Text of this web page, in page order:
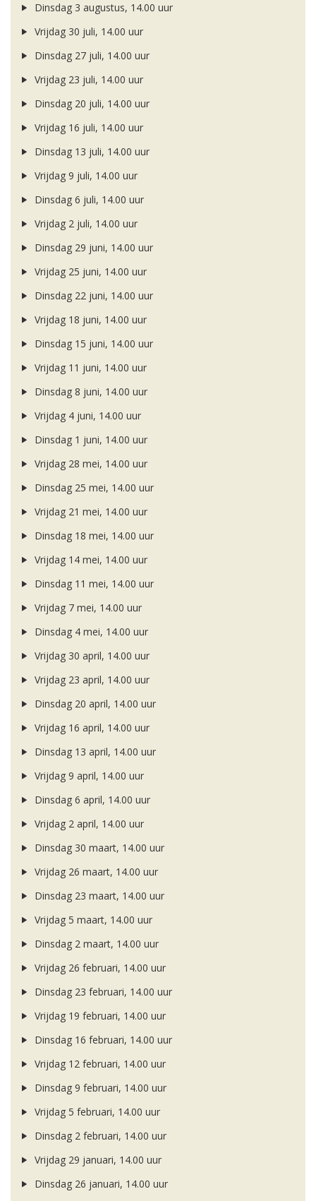
Dinsdag 3 augustus, 14.00 uur
Vrijdag 30 juli, 14.00 uur
Dinsdag 27 juli, 14.00 uur
Vrijdag 23 juli, 14.00 uur
Dinsdag 20 juli, 14.00 uur
Vrijdag 16 juli, 14.00 uur
Dinsdag 13 juli, 14.00 uur
Vrijdag 9 juli, 14.00 uur
Dinsdag 6 juli, 14.00 uur
Vrijdag 2 juli, 14.00 uur
Dinsdag 29 juni, 14.00 uur
Vrijdag 25 juni, 14.00 uur
Dinsdag 22 juni, 14.00 uur
Vrijdag 18 juni, 14.00 uur
Dinsdag 15 juni, 14.00 uur
Vrijdag 11 juni, 14.00 uur
Dinsdag 8 juni, 14.00 uur
Vrijdag 4 juni, 14.00 uur
Dinsdag 1 juni, 14.00 uur
Vrijdag 28 mei, 14.00 uur
Dinsdag 25 mei, 14.00 uur
Vrijdag 21 mei, 14.00 uur
Dinsdag 18 mei, 14.00 uur
Vrijdag 14 mei, 14.00 uur
Dinsdag 11 mei, 14.00 uur
Vrijdag 7 mei, 14.00 uur
Dinsdag 4 mei, 14.00 uur
Vrijdag 30 april, 14.00 uur
Vrijdag 23 april, 14.00 uur
Dinsdag 20 april, 14.00 uur
Vrijdag 16 april, 14.00 uur
Dinsdag 13 april, 14.00 uur
Vrijdag 9 april, 14.00 uur
Dinsdag 6 april, 14.00 uur
Vrijdag 2 april, 14.00 uur
Dinsdag 30 maart, 14.00 uur
Vrijdag 26 maart, 14.00 uur
Dinsdag 23 maart, 14.00 uur
Vrijdag 5 maart, 14.00 uur
Dinsdag 2 maart, 14.00 uur
Vrijdag 26 februari, 14.00 uur
Dinsdag 23 februari, 14.00 uur
Vrijdag 19 februari, 14.00 uur
Dinsdag 16 februari, 14.00 uur
Vrijdag 12 februari, 14.00 uur
Dinsdag 9 februari, 14.00 uur
Vrijdag 5 februari, 14.00 uur
Dinsdag 2 februari, 14.00 uur
Vrijdag 29 januari, 14.00 uur
Dinsdag 26 januari, 14.00 uur